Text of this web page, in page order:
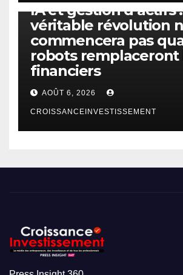
IA et gestion d’actifs
véritable révolution
commencera pas
robots remplaceront
financiers
AOÛT 6, 2026
CROISSANCEINVESTISSEMENT